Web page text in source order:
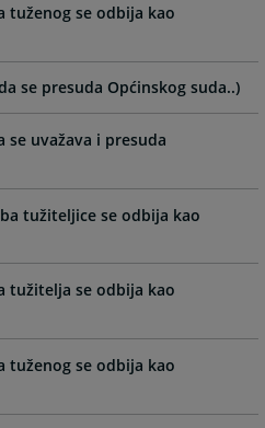
tuženog se odbija kao
se presuda Općinskog suda..)
se uvažava i presuda
tužiteljice se odbija kao
tužitelja se odbija kao
tuženog se odbija kao